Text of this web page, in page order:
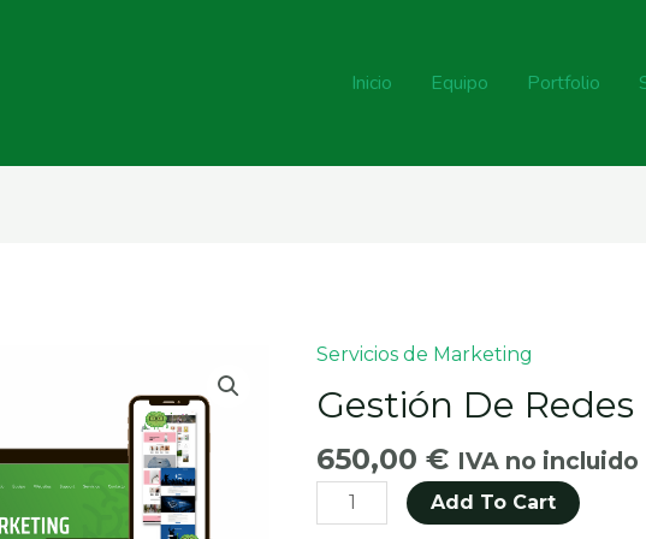
Inicio Equipo Portfolio
Servicios de Marketing
Gestión De
650,00€ IVA no incluido
Gestión
de
Redes
Premium
quantity
Add To Cart